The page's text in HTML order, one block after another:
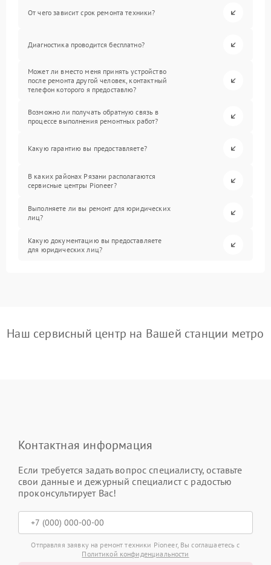
От чего зависит срок ремонта техники?
Диагностика проводится бесплатно?
Может ли вместо меня принять устройство
после ремонта другой человек, контактный
телефон которого я предоставлю?
Возможно ли получать обратную связь в
процессе выполнения ремонтных работ?
Какую гарантию вы предоставляете?
В каких районах Рязани располагаются
сервисные центры Pioneer?
Выполняете ли вы ремонт для юридических
лиц?
Какую документацию вы предоставляете
для юридических лиц?
Наш сервисный центр на Вашей станции метро
Контактная информация
Если требуется задать вопрос специалисту, оставьте
свои данные и дежурный специалист с радостью
проконсультирует Вас!
Отправляя заявку на ремонт техники Pioneer, Вы соглашаетесь с
Политикой конфиденциальности